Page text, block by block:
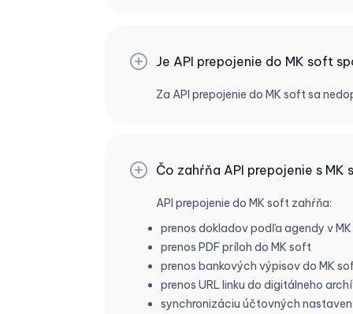
Je API prepojenie do MK soft
Za API prepojenie do MK soft sa
Čo zahŕňa API prepojenie s MK
API prepojenie do MK soft zahŕňa:
prenos dokladov podľa agendy v
prenos PDF príloh do MK soft
prenos bankových výpisov do MK
prenos URL linku do digitálneho
synchronizáciu účtovných